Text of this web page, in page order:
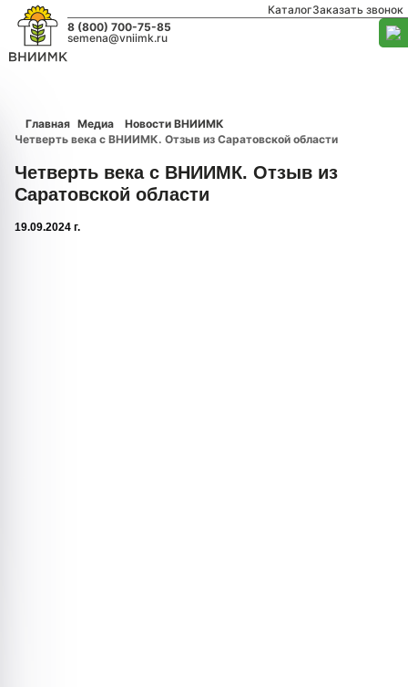
КаталогЗаказать звонок
8 (800) 700-75-85
semena@vniimk.ru
Главная Медиа
Новости ВНИИМК
Четверть века с ВНИИМК. Отзыв из Саратовской области
Четверть века с ВНИИМК. Отзыв из
Саратовской области
19.09.2024 г.